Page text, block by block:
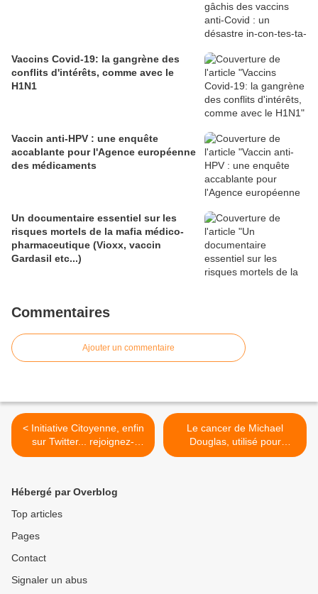
Vaccins Covid-19: la gangrène des
conflits d'intérêts, comme avec le
H1N1
Vaccin anti-HPV : une enquête
accablante pour l'Agence européenne
des médicaments
Un documentaire essentiel sur les
risques mortels de la mafia médico-
pharmaceutique (Vioxx, vaccin
Gardasil etc...)
Commentaires
Ajouter un commentaire
< Initiative Citoyenne, enfin
sur Twitter... rejoignez-
nous!!
Le cancer de Michael
Douglas, utilisé pour
promouvoir les vaccins
Hébergé par Overblog
Top articles
Pages
Contact
Signaler un abus